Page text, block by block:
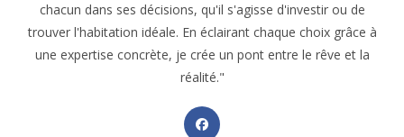
chacun dans ses décisions, qu'il s'agisse d'investir ou de
trouver l'habitation idéale. En éclairant chaque choix grâce à
une expertise concrète, je crée un pont entre le rêve et la
réalité."
Opens